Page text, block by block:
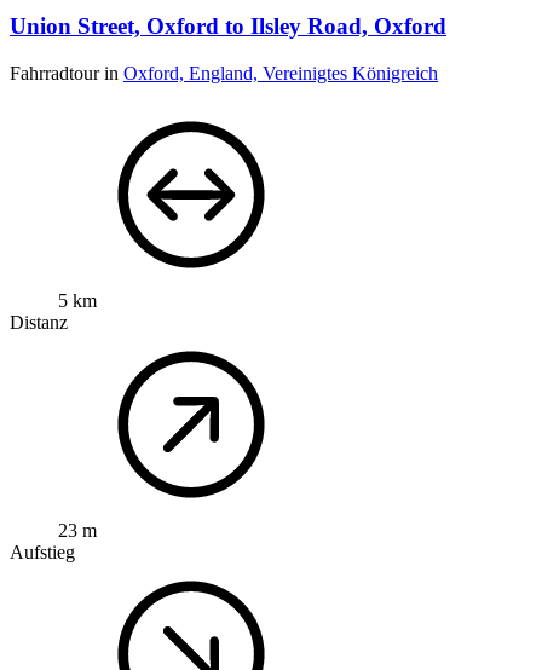
Union Street, Oxford to Ilsley Road, Oxford
Fahrradtour in Oxford, England, Vereinigtes Königreich
5 km
Distanz
23 m
Aufstieg